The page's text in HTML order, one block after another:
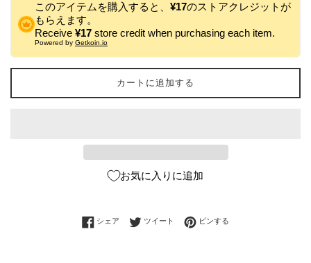
このアイテムを購入すると、 ¥17のストアクレジットが
もらえます。
Receive ¥17 store credit when purchasing each item.
Powered by Getkoin.io
カートに追加する
お気に入りに追加
シェア Facebookでシェアする
ツイート Twitterに投稿する
ピンする